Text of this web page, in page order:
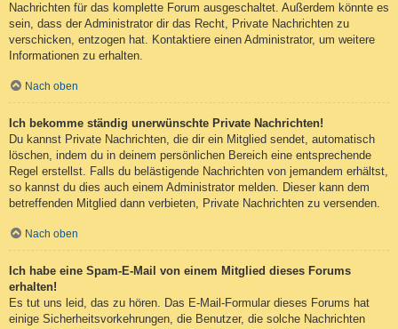
Nachrichten für das komplette Forum ausgeschaltet. Außerdem könnte es
sein, dass der Administrator dir das Recht, Private Nachrichten zu
verschicken, entzogen hat. Kontaktiere einen Administrator, um weitere
Informationen zu erhalten.
Nach oben
Ich bekomme ständig unerwünschte Private Nachrichten!
Du kannst Private Nachrichten, die dir ein Mitglied sendet, automatisch
löschen, indem du in deinem persönlichen Bereich eine entsprechende
Regel erstellst. Falls du belästigende Nachrichten von jemandem erhältst,
so kannst du dies auch einem Administrator melden. Dieser kann dem
betreffenden Mitglied dann verbieten, Private Nachrichten zu versenden.
Nach oben
Ich habe eine Spam-E-Mail von einem Mitglied dieses Forums
erhalten!
Es tut uns leid, das zu hören. Das E-Mail-Formular dieses Forums hat
einige Sicherheitsvorkehrungen, die Benutzer, die solche Nachrichten